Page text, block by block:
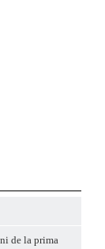
de la prima